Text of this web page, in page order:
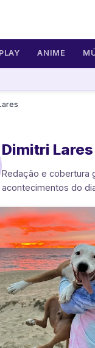
ANIME
Dimitri Lares
Redação e cobertura
acontecimentos do